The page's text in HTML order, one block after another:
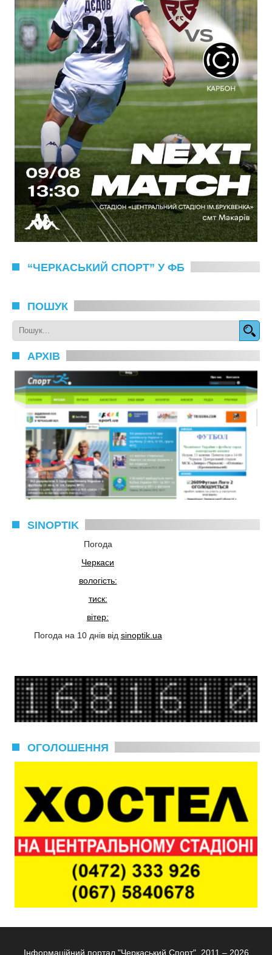
“ЧЕРКАСЬКИЙ СПОРТ” У ФБ
ПОШУК
АРХІВ
SINOPTIK
Погода
Черкаси
вологість:
тиск:
вітер:
Погода на 10 днів від sinoptik.ua
ОГОЛОШЕННЯ
Інформаційний портал "Черкаський Спорт", 2011 – 2026